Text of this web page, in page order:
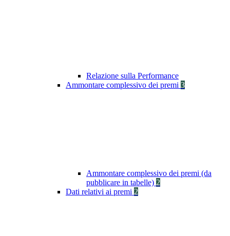
Relazione sulla Performance
Ammontare complessivo dei premi 3
Ammontare complessivo dei premi (da
pubblicare in tabelle) 2
Dati relativi ai premi 2